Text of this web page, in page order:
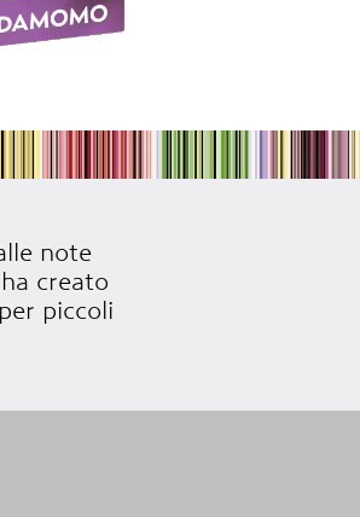
note
creato
piccoli